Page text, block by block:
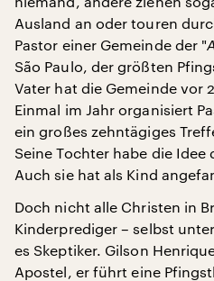
Ausland an oder touren
Pastor einer Gemeinde der "
São Paulo, der größten
Vater hat die Gemeinde vor
Einmal im Jahr organisiert
ein großes zehntägiges
Seine Tochter habe die Idee
Auch sie hat als Kind
Doch nicht alle Christen in
Kinderprediger – selbst
es Skeptiker. Gilson
Apostel, er führt eine